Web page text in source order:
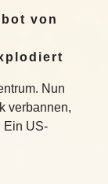
von
Nun
verbannen,
Ein US-